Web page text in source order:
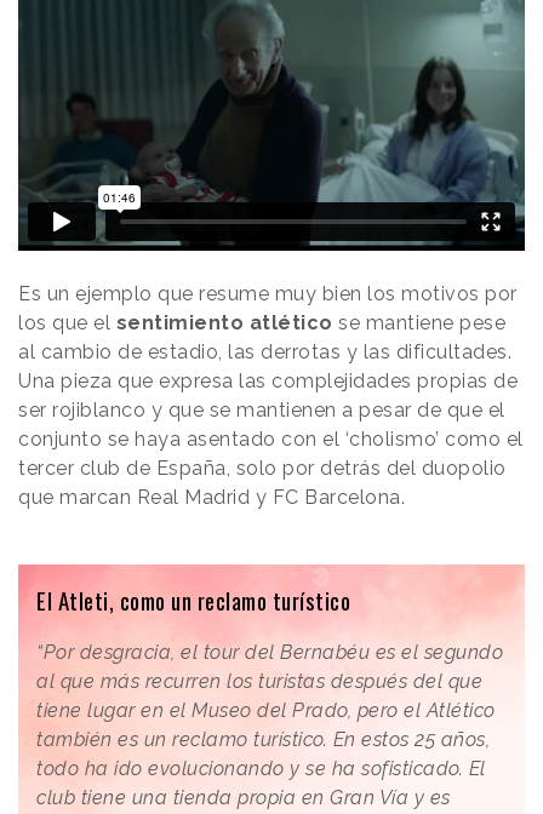
Es un ejemplo que resume muy bien los motivos por
los que el sentimiento atlético se mantiene pese
al cambio de estadio, las derrotas y las dificultades.
Una pieza que expresa las complejidades propias de
ser rojiblanco y que se mantienen a pesar de que el
conjunto se haya asentado con el ‘cholismo’ como el
tercer club de España, solo por detrás del duopolio
que marcan Real Madrid y FC Barcelona.
El Atleti, como un reclamo turístico
“Por desgracia, el tour del Bernabéu es el segundo
al que más recurren los turistas después del que
tiene lugar en el Museo del Prado, pero el Atlético
también es un reclamo turístico. En estos 25 años,
todo ha ido evolucionando y se ha sofisticado. El
club tiene una tienda propia en Gran Vía y es